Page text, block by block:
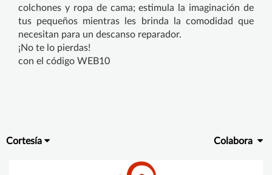
colchones y ropa de cama; estimula la imaginación de
tus pequeños mientras les brinda la comodidad que
necesitan para un descanso reparador.
¡No te lo pierdas!
con el código WEB10
Cortesía Colabora